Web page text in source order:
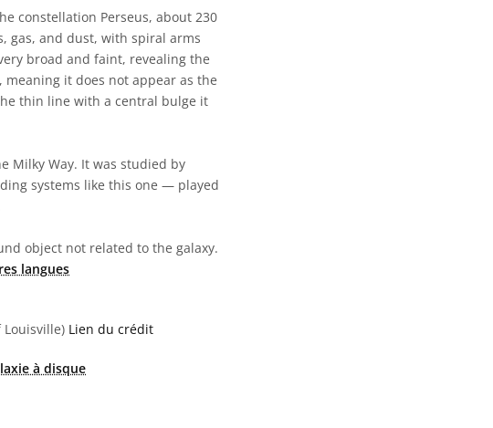
constellation Perseus, about 230
gas, and dust, with spiral arms
broad and faint, revealing the
meaning it does not appear as the
thin line with a central bulge it
Milky Way. It was studied by
systems like this one — played
object not related to the galaxy.
langues
Louisville) Lien du crédit
à disque
Public Icônes